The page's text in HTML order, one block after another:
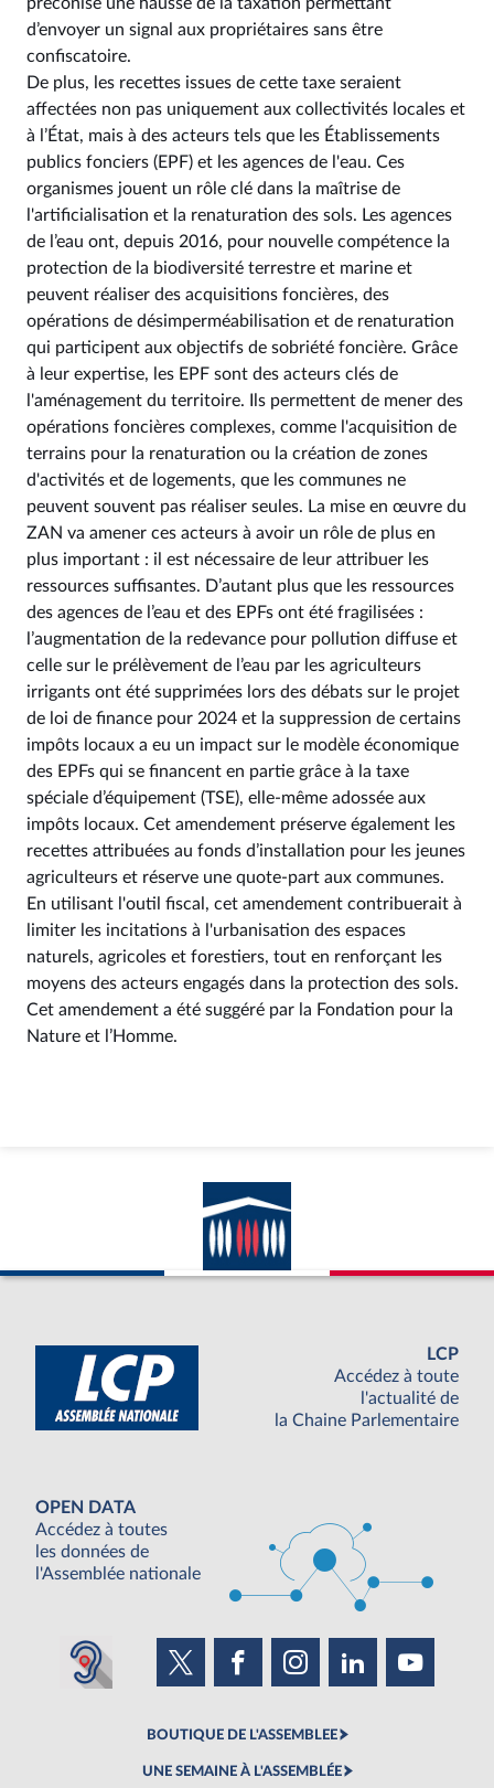
d’envoyer un signal aux propriétaires sans être
confiscatoire.
De plus, les recettes issues de cette taxe seraient
affectées non pas uniquement aux collectivités locales et
à l’État, mais à des acteurs tels que les Établissements
publics fonciers (EPF) et les agences de l'eau. Ces
organismes jouent un rôle clé dans la maîtrise de
l'artificialisation et la renaturation des sols. Les agences
de l’eau ont, depuis 2016, pour nouvelle compétence la
protection de la biodiversité terrestre et marine et
peuvent réaliser des acquisitions foncières, des
opérations de désimperméabilisation et de renaturation
qui participent aux objectifs de sobriété foncière. Grâce
à leur expertise, les EPF sont des acteurs clés de
l'aménagement du territoire. Ils permettent de mener des
opérations foncières complexes, comme l'acquisition de
terrains pour la renaturation ou la création de zones
d'activités et de logements, que les communes ne
peuvent souvent pas réaliser seules. La mise en œuvre du
ZAN va amener ces acteurs à avoir un rôle de plus en
plus important : il est nécessaire de leur attribuer les
ressources suffisantes. D’autant plus que les ressources
des agences de l’eau et des EPFs ont été fragilisées :
l’augmentation de la redevance pour pollution diffuse et
celle sur le prélèvement de l’eau par les agriculteurs
irrigants ont été supprimées lors des débats sur le projet
de loi de finance pour 2024 et la suppression de certains
impôts locaux a eu un impact sur le modèle économique
des EPFs qui se financent en partie grâce à la taxe
spéciale d’équipement (TSE), elle-même adossée aux
impôts locaux. Cet amendement préserve également les
recettes attribuées au fonds d’installation pour les jeunes
agriculteurs et réserve une quote-part aux communes.
En utilisant l'outil fiscal, cet amendement contribuerait à
limiter les incitations à l'urbanisation des espaces
naturels, agricoles et forestiers, tout en renforçant les
moyens des acteurs engagés dans la protection des sols.
Cet amendement a été suggéré par la Fondation pour la
Nature et l’Homme.
LCP
Accédez à toute
l'actualité de
la Chaine Parlementaire
OPEN DATA
Accédez à toutes
les données de
l'Assemblée nationale
BOUTIQUE DE L'ASSEMBLEE
UNE SEMAINE À L'ASSEMBLÉE